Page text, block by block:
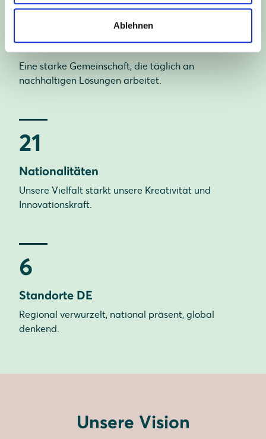
Ablehnen
325
Mitarbeiter
Eine starke Gemeinschaft, die täglich an
nachhaltigen Lösungen arbeitet.
21
Nationalitäten
Unsere Vielfalt stärkt unsere Kreativität und
Innovationskraft.
6
Standorte DE
Regional verwurzelt, national präsent, global
denkend.
Unsere Vision